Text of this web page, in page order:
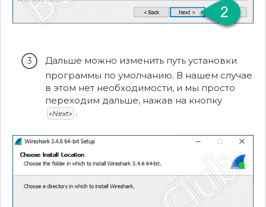
Дальше можно изменить путь установки
программы по умолчанию. В нашем случае
в этом нет необходимости, и мы просто
переходим дальше, нажав на кнопку
«Next» .